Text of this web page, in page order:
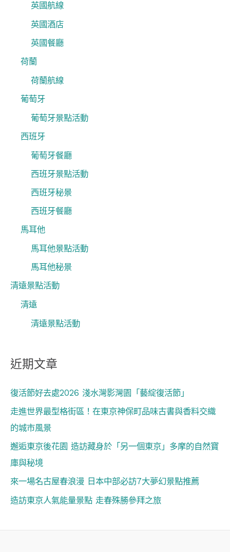
英國航線
英國酒店
英國餐廳
荷蘭
荷蘭航線
葡萄牙
葡萄牙景點活動
西班牙
葡萄牙餐廳
西班牙景點活動
西班牙秘景
西班牙餐廳
馬耳他
馬耳他景點活動
馬耳他秘景
清遠景點活動
清遠
清遠景點活動
近期文章
復活節好去處2026 淺水灣影灣園「藝綻復活節」
走進世界最型格街區！在東京神保町品味古書與香料交織
的城市風景
邂逅東京後花園 造訪藏身於「另一個東京」多摩的自然寶
庫與秘境
來一場名古屋春浪漫 日本中部必訪7大夢幻景點推薦
造訪東京人氣能量景點 走春殊勝參拜之旅